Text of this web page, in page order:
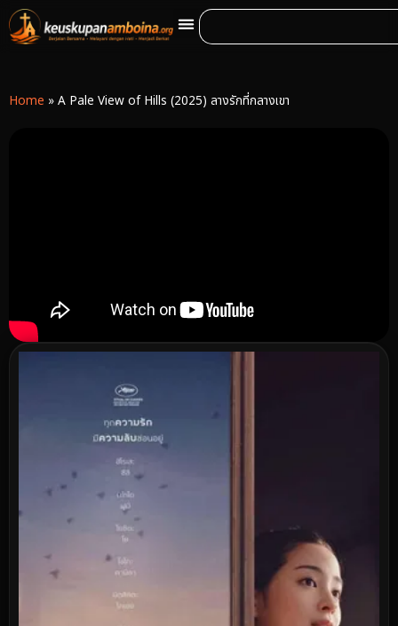
Home » A Pale View of Hills (2025) ลางรักที่กลางเขา